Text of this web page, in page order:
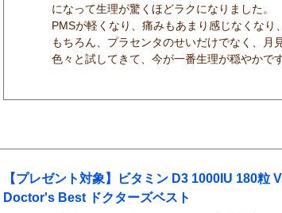
になって生理が驚くほどラクになりました。
PMSが軽くなり、痛みもあまり感じなくなり
もちろん、プラセンタのせいだけでなく、月
色々と試してきて、今が一番生理が穏やかです
【プレゼント対象】ビタミン D3 1000IU 180粒
Doctor's Best ドクターズベスト